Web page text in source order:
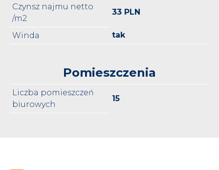
Czynsz najmu netto
/m2
33 PLN
Winda tak
Pomieszczenia
Liczba pomieszczeń
biurowych
15